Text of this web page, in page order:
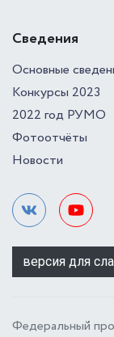
Сведения
Основные
Конкурсы 2023
2022 год РУМО
Фотоотчёты
Новости
версия для
Федеральный